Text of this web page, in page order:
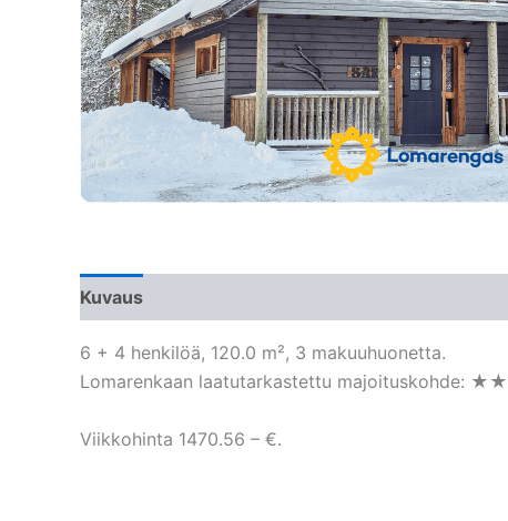
Kuvaus
6 + 4 henkilöä, 120.0 m², 3 makuuhuonetta.
Lomarenkaan laatutarkastettu majoituskohde:
Viikkohinta 1470.56 – €.